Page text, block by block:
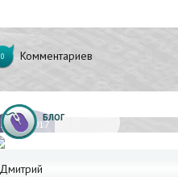
0 Комментариев
31.03.2017
БЛОГ
Дмитрий